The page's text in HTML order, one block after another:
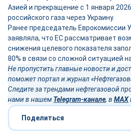
Азией и прекращение с 1 января
российского газа через Украину.
Ранее председатель Еврокомиссии
заявляла, что ЕС рассматривает
снижения целевого показателя
80% в связи со сложной ситуацией
Не пропустить главные новости и
поможет портал и журнал
Следите за трендами нефтегазовой
нами в нашем Telegram-канале, в MAX
Поделиться